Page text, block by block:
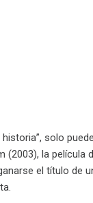
solo
la película
el título de